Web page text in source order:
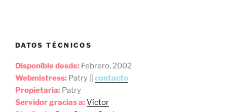
DATOS TÉCNICOS
Disponible desde: Febrero, 2002
Webmistress: Patry || contacto
Propietaria: Patry
Servidor gracias a:Víctor